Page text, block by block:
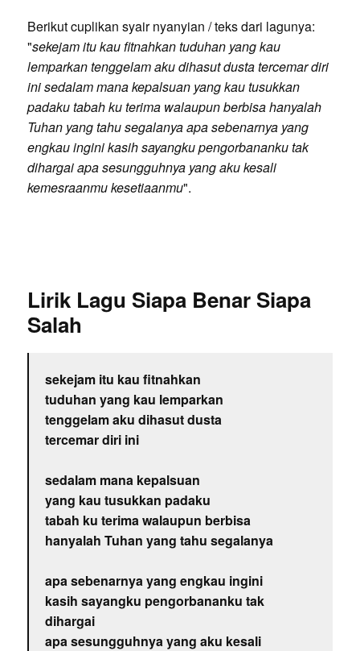
Berikut cuplikan syair nyanyian / teks dari lagunya:
"sekejam itu kau fitnahkan tuduhan yang kau
lemparkan tenggelam aku dihasut dusta tercemar diri
ini sedalam mana kepalsuan yang kau tusukkan
padaku tabah ku terima walaupun berbisa hanyalah
Tuhan yang tahu segalanya apa sebenarnya yang
engkau ingini kasih sayangku pengorbananku tak
dihargai apa sesungguhnya yang aku kesali
kemesraanmu kesetiaanmu".
Lirik Lagu Siapa Benar Siapa
Salah
sekejam itu kau fitnahkan
tuduhan yang kau lemparkan
tenggelam aku dihasut dusta
tercemar diri ini
sedalam mana kepalsuan
yang kau tusukkan padaku
tabah ku terima walaupun berbisa
hanyalah Tuhan yang tahu segalanya
apa sebenarnya yang engkau ingini
kasih sayangku pengorbananku tak
dihargai
apa sesungguhnya yang aku kesali